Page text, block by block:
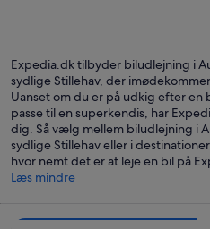
Expedia.dk tilbyder biludlejning i
sydlige Stillehav, der
Uanset om du er på udkig efter en
passe til en superkendis, har
dig. Så vælg mellem biludlejning i
sydlige Stillehav eller i
hvor nemt det er at leje en bil på
Læs mindre